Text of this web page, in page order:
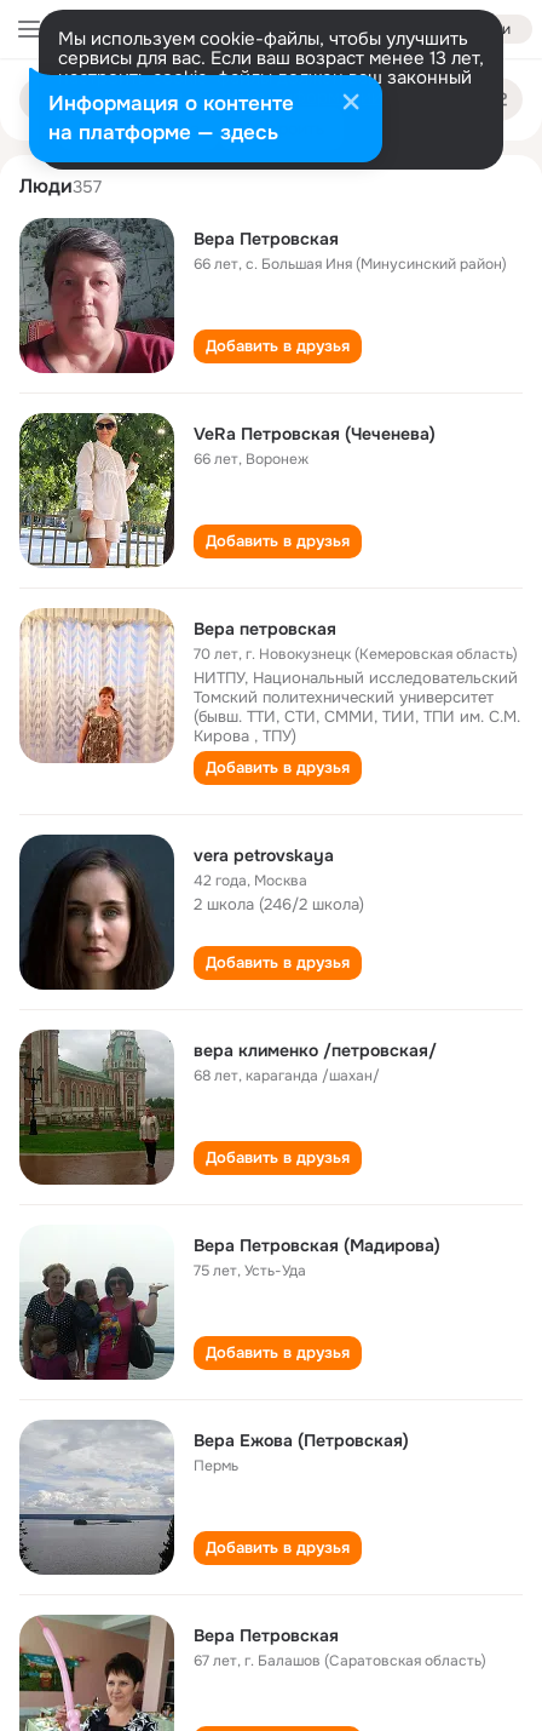
Войти
Мы используем cookie-файлы, чтобы улучшить
сервисы для вас. Если ваш возраст менее 13 лет,
настроить cookie-файлы должен ваш законный
представитель. Больше информации
Разрешить все Настроить
Поиск
людям
vera petrovskaya
Люди357
Вера Петровская
66 лет,с. Большая Иня (Минусинский район)
Добавить в друзья
VeRa Петровская (Чеченева)
66 лет, Воронеж
Добавить в друзья
Вера петровская
70 лет,г. Новокузнецк (Кемеровская область)
НИТПУ, Национальный исследовательский
Томский политехнический университет
(бывш. ТТИ, СТИ, СММИ, ТИИ, ТПИ им. С.М.
Кирова , ТПУ)
Добавить в друзья
vera petrovskaya
42 года, Москва
2 школа (246/2 школа)
Добавить в друзья
вера клименко /петровская/
68 лет,караганда /шахан/
Добавить в друзья
Вера Петровская (Мадирова)
75 лет,Усть-Уда
Добавить в друзья
Вера Ежова (Петровская)
Пермь
Добавить в друзья
Вера Петровская
67 лет,г. Балашов (Саратовская область)
Информация о контенте
на платформе — здесь